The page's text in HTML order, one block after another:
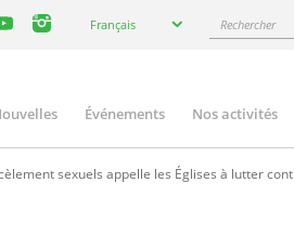
your
Français Rechercher
Événements Nos activités
sexuels appelle les Églises à lutter